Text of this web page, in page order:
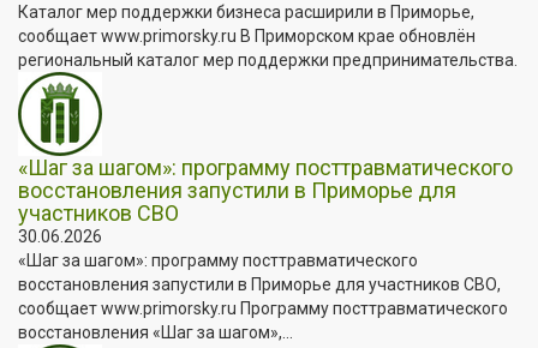
Каталог мер поддержки бизнеса расширили в Приморье,
сообщает www.primorsky.ru В Приморском крае обновлён
региональный каталог мер поддержки предпринимательства.
«Шаг за шагом»: программу посттравматического
восстановления запустили в Приморье для
участников СВО
30.06.2026
«Шаг за шагом»: программу посттравматического
восстановления запустили в Приморье для участников СВО,
сообщает www.primorsky.ru Программу посттравматического
восстановления «Шаг за шагом»,...